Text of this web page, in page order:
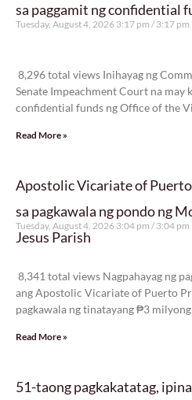
sa paggamit ng confidential
Tuesday, August 4, 2026 3:17 pm 3:17 pm
8,296 total views Inihayag ng
Senate Impeachment Court na may
confidential funds ng Office of the
Read More »
Apostolic Vicariate of
sa pagkawala ng pondo ng
Jesus Parish
Tuesday, August 4, 2026 3:04 pm 3:04 pm
8,341 total views Nagpahayag ng
ang Apostolic Vicariate of Puerto
pagkawala ng tinatayang ₱3
Read More »
51-taong pagkakatatag,